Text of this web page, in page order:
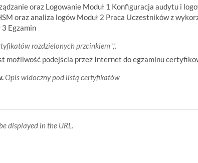
oraz Logowanie Moduł 1 Konfiguracja audytu i
oraz analiza logów Moduł 2 Praca Uczestników z
Egzamin
rozdzielonych przcinkiem ','.
możliwość podejścia przez Internet do egzaminu
Opis widoczny pod listą certyfikatów
displayed in the URL.